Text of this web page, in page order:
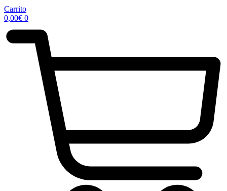
Carrito
0,00€ 0